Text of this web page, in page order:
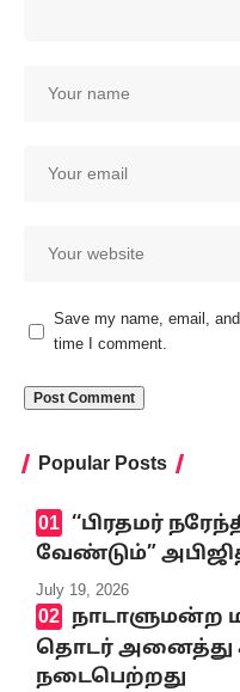
Save my name, email,
time I comment.
Popular Posts
‘‘பிரதமர்
வேண்டும்”
July 19, 2026
நாடாளுமன்ற
தொடர் அனைத்து
நடைபெற்றது